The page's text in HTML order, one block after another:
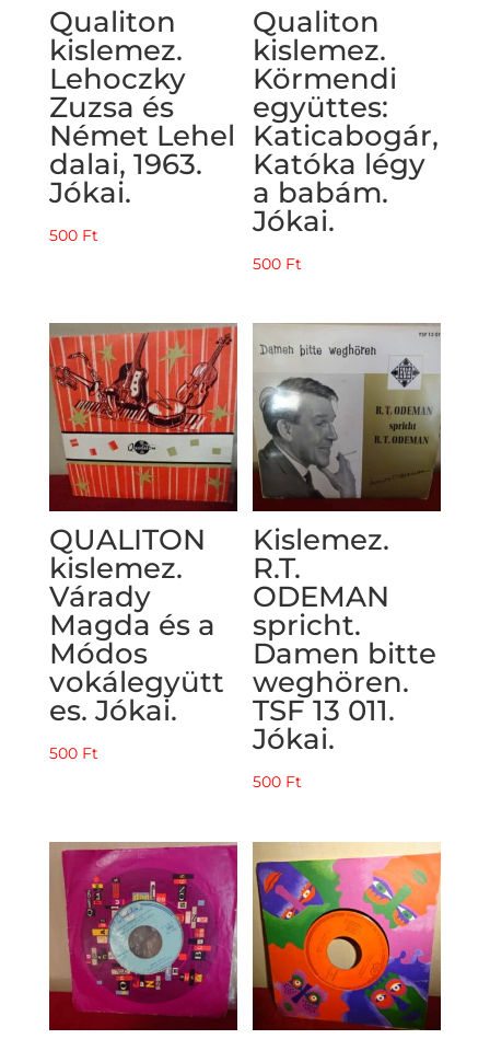
Qualiton
kislemez.
Lehoczky
Zuzsa és
Német Lehel
dalai, 1963.
Jókai.
500 Ft
Qualiton
kislemez.
Körmendi
együttes:
Katicabogár,
Katóka légy
a babám.
Jókai.
500 Ft
QUALITON
kislemez.
Várady
Magda és a
Módos
vokálegyütt
es. Jókai.
500 Ft
Kislemez.
R.T.
ODEMAN
spricht.
Damen bitte
weghören.
TSF 13 011.
Jókai.
500 Ft